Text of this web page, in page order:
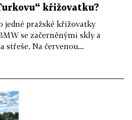
křižovatku?
jedné pražské křižovatky
se začerněnými skly a
střeše. Na červenou...